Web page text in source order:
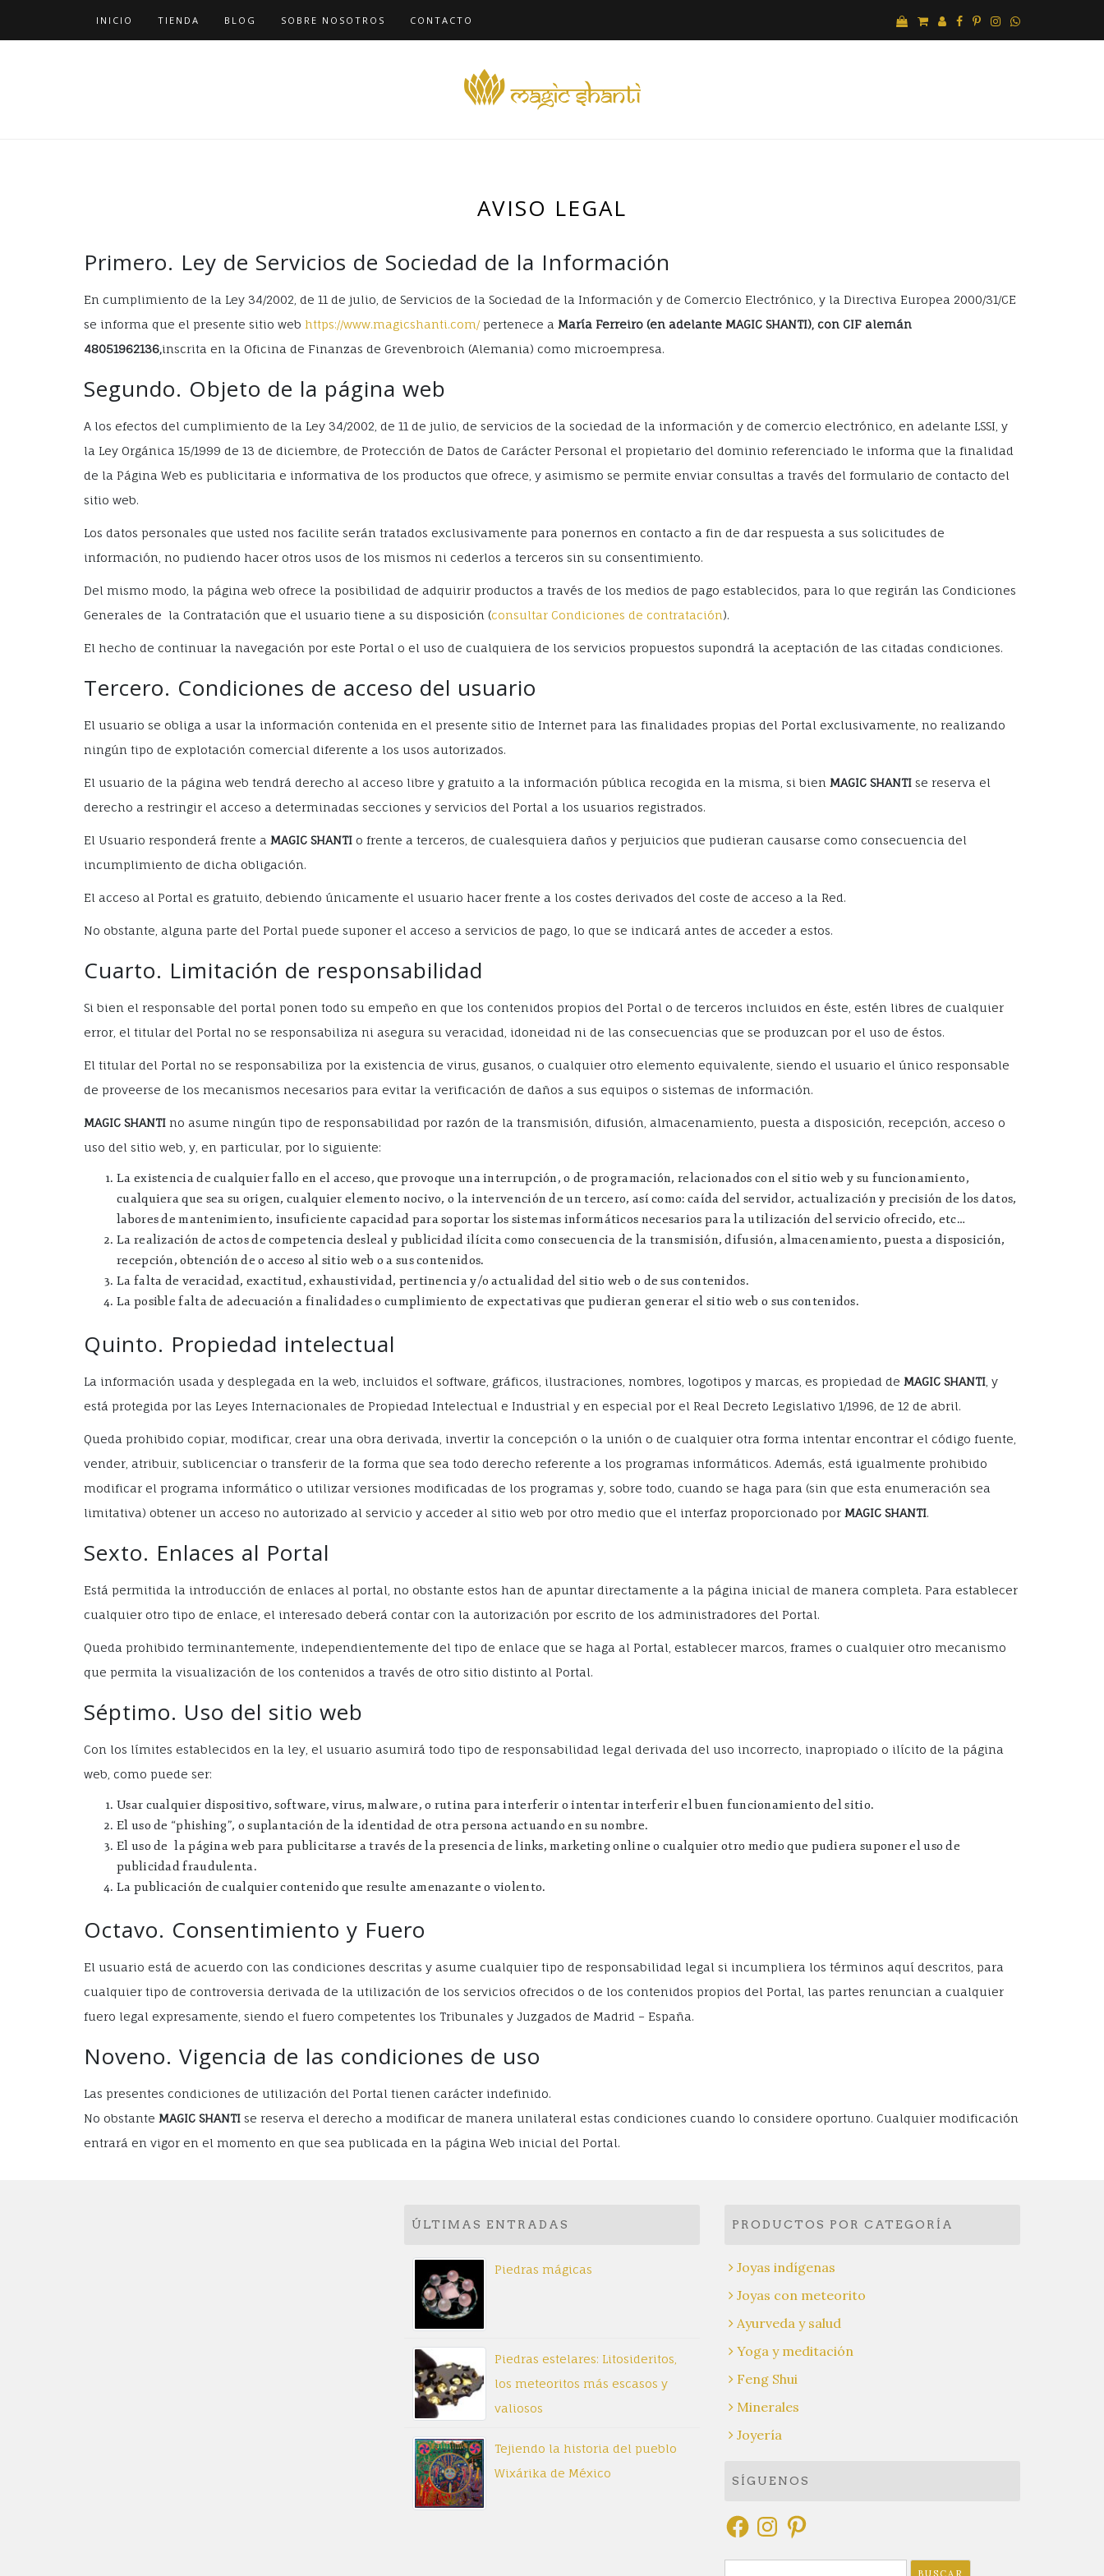
INICIO TIENDA BLOG SOBRE NOSOTROS CONTACTO
AVISO LEGAL
Primero. Ley de Servicios de Sociedad de la Información
En cumplimiento de la Ley 34/2002, de 11 de julio, de Servicios de la Sociedad de la Información y de Comercio Electrónico, y la Directiva Europea 2000/31/CE
se informa que el presente sitio web https://www.magicshanti.com/ pertenece a María Ferreiro (en adelante MAGIC SHANTI), con CIF alemán
48051962136,inscrita en la Oficina de Finanzas de Grevenbroich (Alemania) como microempresa.
Segundo. Objeto de la página web
A los efectos del cumplimiento de la Ley 34/2002, de 11 de julio, de servicios de la sociedad de la información y de comercio electrónico, en adelante LSSI, y
la Ley Orgánica 15/1999 de 13 de diciembre, de Protección de Datos de Carácter Personal el propietario del dominio referenciado le informa que la finalidad
de la Página Web es publicitaria e informativa de los productos que ofrece, y asimismo se permite enviar consultas a través del formulario de contacto del
sitio web.
Los datos personales que usted nos facilite serán tratados exclusivamente para ponernos en contacto a fin de dar respuesta a sus solicitudes de
información, no pudiendo hacer otros usos de los mismos ni cederlos a terceros sin su consentimiento.
Del mismo modo, la página web ofrece la posibilidad de adquirir productos a través de los medios de pago establecidos, para lo que regirán las Condiciones
Generales de la Contratación que el usuario tiene a su disposición (consultar Condiciones de contratación).
El hecho de continuar la navegación por este Portal o el uso de cualquiera de los servicios propuestos supondrá la aceptación de las citadas condiciones.
Tercero. Condiciones de acceso del usuario
El usuario se obliga a usar la información contenida en el presente sitio de Internet para las finalidades propias del Portal exclusivamente, no realizando
ningún tipo de explotación comercial diferente a los usos autorizados.
El usuario de la página web tendrá derecho al acceso libre y gratuito a la información pública recogida en la misma, si bien MAGIC SHANTI se reserva el
derecho a restringir el acceso a determinadas secciones y servicios del Portal a los usuarios registrados.
El Usuario responderá frente a MAGIC SHANTI o frente a terceros, de cualesquiera daños y perjuicios que pudieran causarse como consecuencia del
incumplimiento de dicha obligación.
El acceso al Portal es gratuito, debiendo únicamente el usuario hacer frente a los costes derivados del coste de acceso a la Red.
No obstante, alguna parte del Portal puede suponer el acceso a servicios de pago, lo que se indicará antes de acceder a estos.
Cuarto. Limitación de responsabilidad
Si bien el responsable del portal ponen todo su empeño en que los contenidos propios del Portal o de terceros incluidos en éste, estén libres de cualquier
error, el titular del Portal no se responsabiliza ni asegura su veracidad, idoneidad ni de las consecuencias que se produzcan por el uso de éstos.
El titular del Portal no se responsabiliza por la existencia de virus, gusanos, o cualquier otro elemento equivalente, siendo el usuario el único responsable
de proveerse de los mecanismos necesarios para evitar la verificación de daños a sus equipos o sistemas de información.
MAGIC SHANTI no asume ningún tipo de responsabilidad por razón de la transmisión, difusión, almacenamiento, puesta a disposición, recepción, acceso o
uso del sitio web, y, en particular, por lo siguiente:
La existencia de cualquier fallo en el acceso, que provoque una interrupción, o de programación, relacionados con el sitio web y su funcionamiento,
cualquiera que sea su origen, cualquier elemento nocivo, o la intervención de un tercero, así como: caída del servidor, actualización y precisión de los datos,
labores de mantenimiento, insuficiente capacidad para soportar los sistemas informáticos necesarios para la utilización del servicio ofrecido, etc…
La realización de actos de competencia desleal y publicidad ilícita como consecuencia de la transmisión, difusión, almacenamiento, puesta a disposición,
recepción, obtención de o acceso al sitio web o a sus contenidos.
La falta de veracidad, exactitud, exhaustividad, pertinencia y/o actualidad del sitio web o de sus contenidos.
La posible falta de adecuación a finalidades o cumplimiento de expectativas que pudieran generar el sitio web o sus contenidos.
Quinto. Propiedad intelectual
La información usada y desplegada en la web, incluidos el software, gráficos, ilustraciones, nombres, logotipos y marcas, es propiedad de MAGIC SHANTI , y
está protegida por las Leyes Internacionales de Propiedad Intelectual e Industrial y en especial por el Real Decreto Legislativo 1/1996, de 12 de abril.
Queda prohibido copiar, modificar, crear una obra derivada, invertir la concepción o la unión o de cualquier otra forma intentar encontrar el código fuente,
vender, atribuir, sublicenciar o transferir de la forma que sea todo derecho referente a los programas informáticos. Además, está igualmente prohibido
modificar el programa informático o utilizar versiones modificadas de los programas y, sobre todo, cuando se haga para (sin que esta enumeración sea
limitativa) obtener un acceso no autorizado al servicio y acceder al sitio web por otro medio que el interfaz proporcionado por MAGIC SHANTI.
Sexto. Enlaces al Portal
Está permitida la introducción de enlaces al portal, no obstante estos han de apuntar directamente a la página inicial de manera completa. Para establecer
cualquier otro tipo de enlace, el interesado deberá contar con la autorización por escrito de los administradores del Portal.
Queda prohibido terminantemente, independientemente del tipo de enlace que se haga al Portal, establecer marcos, frames o cualquier otro mecanismo
que permita la visualización de los contenidos a través de otro sitio distinto al Portal.
Séptimo. Uso del sitio web
Con los límites establecidos en la ley, el usuario asumirá todo tipo de responsabilidad legal derivada del uso incorrecto, inapropiado o ilícito de la página
web, como puede ser:
Usar cualquier dispositivo, software, virus, malware, o rutina para interferir o intentar interferir el buen funcionamiento del sitio.
El uso de “phishing”, o suplantación de la identidad de otra persona actuando en su nombre.
El uso de la página web para publicitarse a través de la presencia de links, marketing online o cualquier otro medio que pudiera suponer el uso de
publicidad fraudulenta.
La publicación de cualquier contenido que resulte amenazante o violento.
Octavo. Consentimiento y Fuero
El usuario está de acuerdo con las condiciones descritas y asume cualquier tipo de responsabilidad legal si incumpliera los términos aquí descritos, para
cualquier tipo de controversia derivada de la utilización de los servicios ofrecidos o de los contenidos propios del Portal, las partes renuncian a cualquier
fuero legal expresamente, siendo el fuero competentes los Tribunales y Juzgados de Madrid – España.
Noveno. Vigencia de las condiciones de uso
Las presentes condiciones de utilización del Portal tienen carácter indefinido.
No obstante MAGIC SHANTI se reserva el derecho a modificar de manera unilateral estas condiciones cuando lo considere oportuno. Cualquier modificación
entrará en vigor en el momento en que sea publicada en la página Web inicial del Portal.
ÚLTIMAS ENTRADAS
Piedras mágicas
Piedras estelares: Litosideritos,
los meteoritos más escasos y
valiosos
Tejiendo la historia del pueblo
Wixárika de México
PRODUCTOS POR CATEGORÍA
Joyas indígenas
Joyas con meteorito
Ayurveda y salud
Yoga y meditación
Feng Shui
Minerales
Joyería
SÍGUENOS